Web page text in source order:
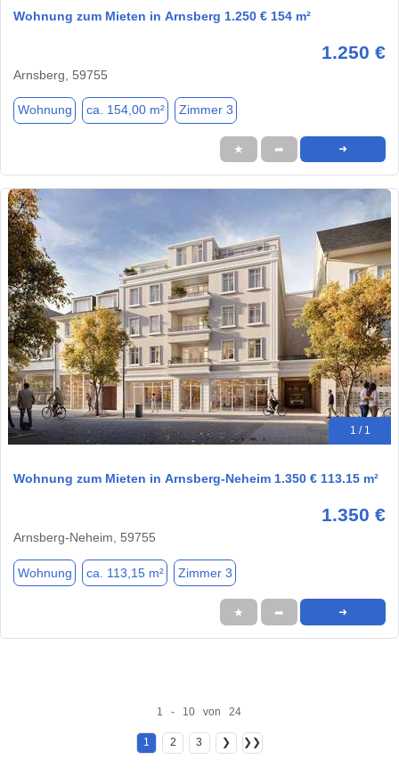
Wohnung zum Mieten in Arnsberg 1.250 € 154 m²
1.250 €
Arnsberg, 59755
Wohnung ca. 154,00 m² Zimmer 3
★ ➦ ➜
1 / 1
Wohnung zum Mieten in Arnsberg-Neheim 1.350 € 113.15 m²
1.350 €
Arnsberg-Neheim, 59755
Wohnung ca. 113,15 m² Zimmer 3
★ ➦ ➜
1 - 10 von 24
1 2 3 ❯ ❯❯